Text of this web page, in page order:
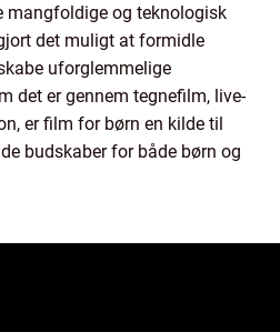
mangfoldige og teknologisk
det muligt at formidle
uforglemmelige
det er gennem tegnefilm, live-
er film for børn en kilde til
budskaber for både børn og